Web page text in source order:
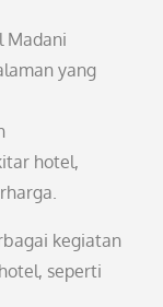
Madani
yang
hotel,
kegiatan
seperti